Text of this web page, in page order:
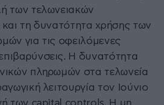
των τελωνειακών
τη δυνατότητα χρήσης των
για τις οφειλόμενες
Η δυνατότητα
πληρωμών στα τελωνεία
λειτουργία τον Ιούνιο
των capital controls. Η μη